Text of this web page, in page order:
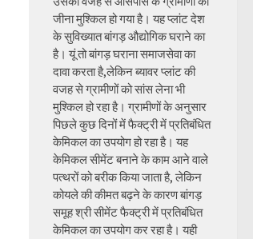
जीना मुश्किल हो गया है। यह प्लांट देश
के सुविख्यात बांगड़ औद्योगिक घराने का
है। यूं तो बांगड़ घराना समाजसेवा का
दावा करता है,लेकिन ब्यावर प्लांट की
वजह से ग्रामीणों को सांस लेना भी
मुश्किल हो रहा है। ग्रामीणों के अनुसार
पिछले कुछ दिनों में फैक्ट्री में प्रतिबंधित
केमिकल का उपयोग हो रहा है। यह
केमिकल सीमेंट बनाने के काम आने वाले
पत्थरों को बरीक किया जाता है, लेकिन
कोयले की कीमत बढ़ने के कारण बांगड़
समूह श्री सीमेंट फैक्ट्री में प्रतिबंधित
केमिकल का उपयोग कर रहा है। यही